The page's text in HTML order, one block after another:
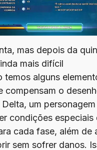
mas depois da
mais difícil
temos alguns
compensam o
um
condições especiais
cada fase, além de
sem sofrer danos.